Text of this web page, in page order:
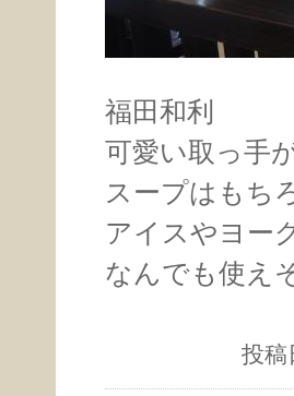
福田和利
可愛い取っ手
スープはもち
アイスやヨー
なんでも使え
投稿